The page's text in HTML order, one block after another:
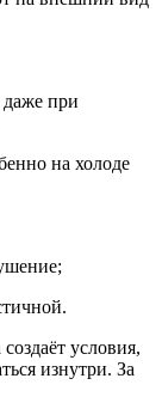
при
на холоде
условия,
изнутри. За